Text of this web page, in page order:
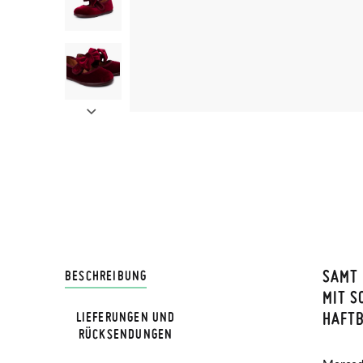
BESCHREIBUNG
SAMT
MIT
LIEFERUNGEN UND
RÜCKSENDUNGEN
Bei